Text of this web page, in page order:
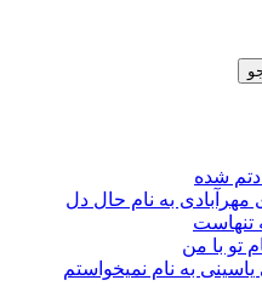
شده
مهرآبادی به نام حال دل
تنهاست
تو با من
به نام نمیخواستم